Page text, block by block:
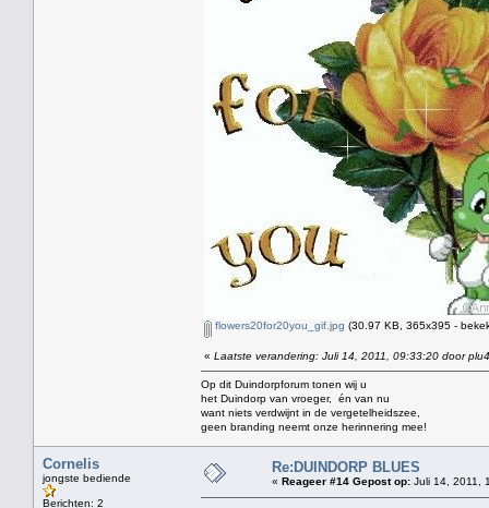
flowers20for20you_gif.jpg (30.97 KB, 365x395 -
« Laatste verandering: Juli 14, 2011, 09:33:20 door plu4
Op dit Duindorpforum tonen wij u
het Duindorp van vroeger, én van nu
want niets verdwijnt in de vergetelheidszee,
geen branding neemt onze herinnering mee!
Cornelis
jongste bediende
Berichten: 2
Re:DUINDORP BLUES
« Reageer #14 Gepost op: Juli 14, 2011,